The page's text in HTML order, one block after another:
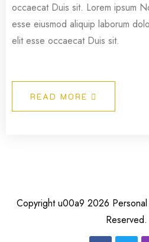
occaecat Duis sit. Lorem ipsum
esse eiusmod aliquip laborum
elit esse occaecat Duis sit.
READ MORE
Copyright u00a9 2026
Reserved.